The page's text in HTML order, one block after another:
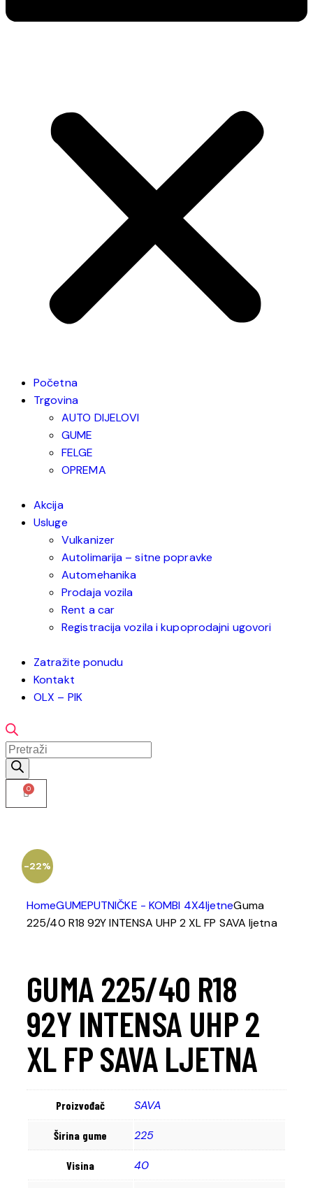
Početna
Trgovina
AUTO DIJELOVI
GUME
FELGE
OPREMA
Akcija
Usluge
Vulkanizer
Autolimarija – sitne popravke
Automehanika
Prodaja vozila
Rent a car
Registracija vozila i kupoprodajni ugovori
Zatražite ponudu
Kontakt
OLX – PIK
-22%
HomeGUMEPUTNIČKE - KOMBI 4X4ljetneGuma
225/40 R18 92Y INTENSA UHP 2 XL FP SAVA ljetna
GUMA 225/40 R18
92Y INTENSA UHP 2
XL FP SAVA LJETNA
Proizvođač SAVA
Širina gume 225
Visina 40